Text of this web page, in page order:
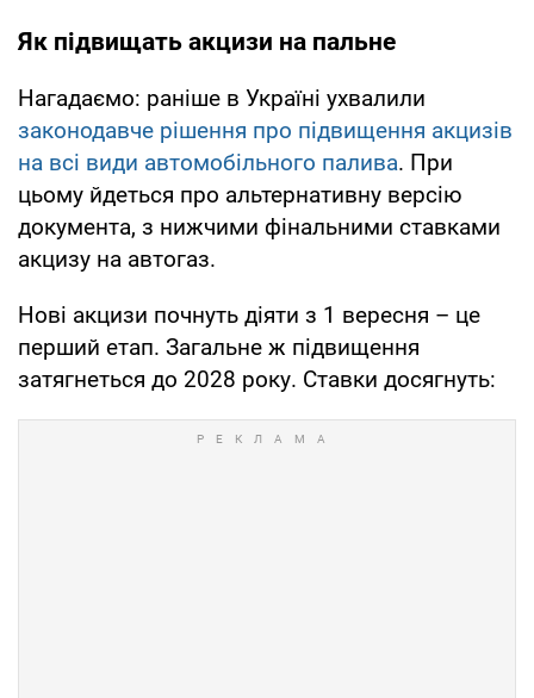
Як підвищать акцизи на пальне
Нагадаємо: раніше в Україні ухвалили
законодавче рішення про підвищення акцизів
на всі види автомобільного палива. При
цьому йдеться про альтернативну версію
документа, з нижчими фінальними ставками
акцизу на автогаз.
Нові акцизи почнуть діяти з 1 вересня – це
перший етап. Загальне ж підвищення
затягнеться до 2028 року. Ставки досягнуть: